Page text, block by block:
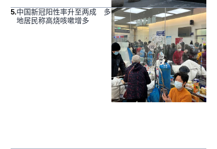
5.中国新冠阳性率升至两成 多
地居民称高烧咳嗽增多